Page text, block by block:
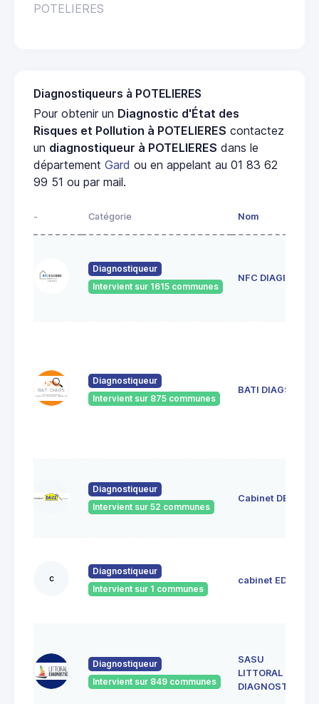
POTELIERES
Diagnostiqueurs à POTELIERES
Pour obtenir un Diagnostic d'État des
Risques et Pollution à POTELIERES contactez
un diagnostiqueur à POTELIERES dans le
département Gard ou en appelant au 01 83 62
99 51 ou par mail.
- Catégorie Nom
Diagnostiqueur
Intervient sur 1615 communes
NFC DIAGIMMO
Diagnostiqueur
Intervient sur 875 communes
BATI DIAGS
Diagnostiqueur
Intervient sur 52 communes
Cabinet DECI
c
Diagnostiqueur
Intervient sur 1 communes
cabinet EDIL
Diagnostiqueur
Intervient sur 849 communes
SASU
LITTORAL
DIAGNOSTIC